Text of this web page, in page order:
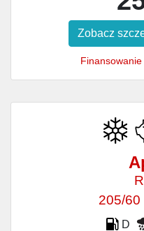
Zobacz
205/60
D